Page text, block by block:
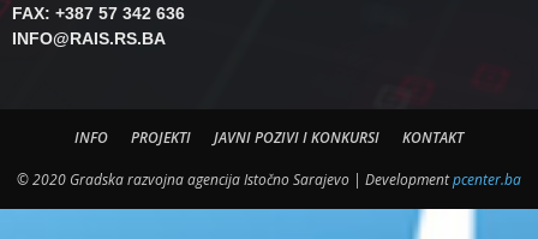
FAX: +387 57 342 636
INFO@RAIS.RS.BA
INFO PROJEKTI JAVNI POZIVI I KONKURSI KONTAKT
© 2020 Gradska razvojna agencija Istočno Sarajevo | Developmentpcenter.ba